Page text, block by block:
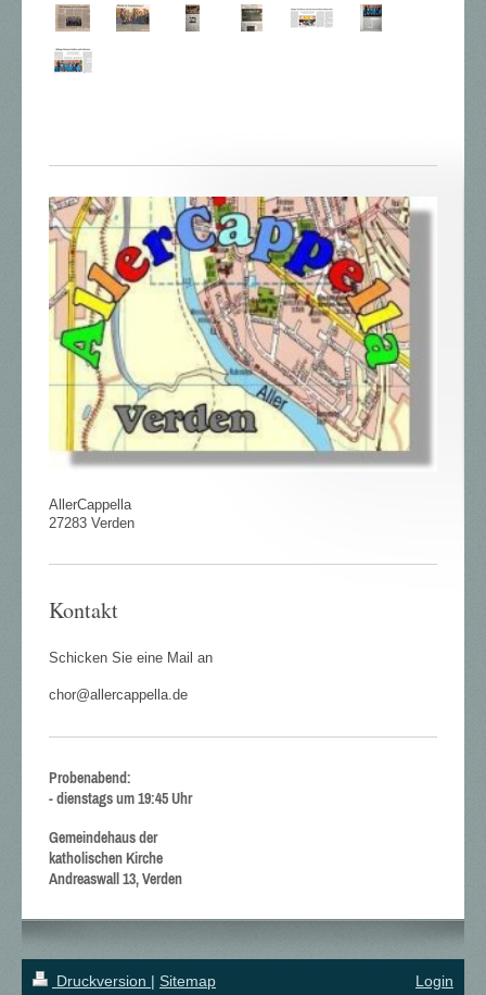
AllerCappella
27283 Verden
Kontakt
Schicken Sie eine Mail an
chor@allercappella.de
Probenabend:
- dienstags um 19:45 Uhr
Gemeindehaus der
katholischen Kirche
Andreaswall 13, Verden
Druckversion | Sitemap
Login